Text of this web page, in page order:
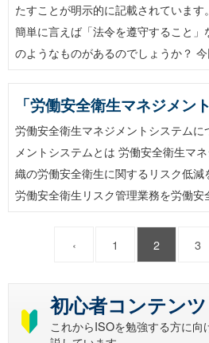
たすことが明示的に記載されています
簡単に言えば「法令を遵守すること
のようなものがあるのでしょうか？
「労働安全衛生マネジメン
労働安全衛生マネジメントシステム
メントシステムとは 労働安全衛生マ
織の労働安全衛生に関するリスク低減
労働安全衛生リスク管理業務を労働
‹ 1 2 3
初心者コンテンツ
これからISOを勉強する方に向